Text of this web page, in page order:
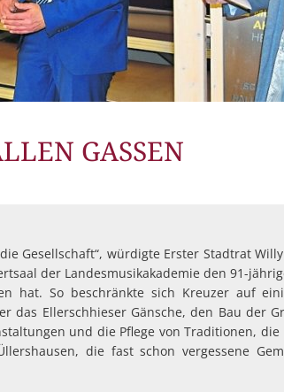
GASSEN
Gesellschaft“, würdigte Erster Stadtrat
der Landesmusikakademie den 91-
hat. So beschränkte sich Kreuzer auf
das Ellerschhieser Gänsche, den Bau der
und die Pflege von Traditionen,
die fast schon vergessene